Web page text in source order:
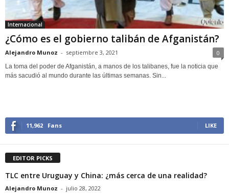
Internacional
¿Cómo es el gobierno talibán de Afganistán?
Alejandro Munoz - septiembre 3, 2021 0
La toma del poder de Afganistán, a manos de los talibanes, fue la noticia que
más sacudió al mundo durante las últimas semanas. Sin...
11,962 Fans LIKE
EDITOR PICKS
TLC entre Uruguay y China: ¿más cerca de una realidad?
Alejandro Munoz - julio 28, 2022